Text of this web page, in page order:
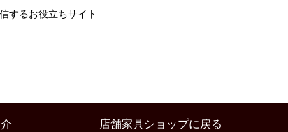
するお役立ちサイト
店舗家具ショップに戻る